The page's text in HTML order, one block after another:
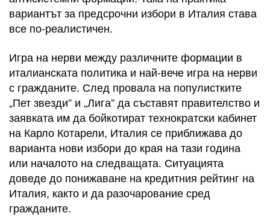
вариантът за предсрочни избори в Италия става
все по-реалистичен.
Игра на нерви между различните формации в
италианската политика и най-вече игра на нерви
с гражданите. След провала на популистките
„Пет звезди“ и „Лига“ да съставят правителство и
заявката им да бойкотират технократски кабинет
на Карло Котарели, Италия се приближава до
варианта нови избори до края на тази година
или началото на следващата. Ситуацията
довeде до понижаване на кредитния рейтинг на
Италия, както и да разочарование сред
гражданите.